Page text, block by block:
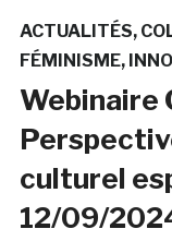
ACTUALITÉS
FÉMINISME
Webinaire
culturel
12/09/